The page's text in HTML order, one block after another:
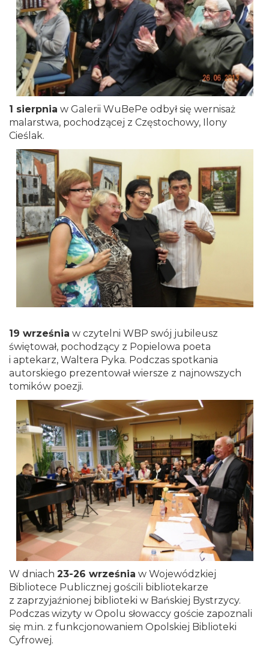
1 sierpnia w Galerii WuBePe odbył się wernisaż
malarstwa, pochodzącej z Częstochowy, Ilony
Cieślak.
19 września w czytelni WBP swój jubileusz
świętował, pochodzący z Popielowa poeta
i aptekarz, Waltera Pyka. Podczas spotkania
autorskiego prezentował wiersze z najnowszych
tomików poezji.
W dniach 23-26 września w Wojewódzkiej
Bibliotece Publicznej gościli bibliotekarze
z zaprzyjaźnionej biblioteki w Bańskiej Bystrzycy.
Podczas wizyty w Opolu słowaccy goście zapoznali
się m.in. z funkcjonowaniem Opolskiej Biblioteki
Cyfrowej.